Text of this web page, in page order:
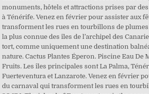
monuments, hôtels et attractions prises par
à Ténérife. Venez en février pour assister aux
transforment les rues en tourbillons de plumes
la plus connue des îles de l’archipel des
tort, comme uniquement une destination
nature. Cactus Plantes Éperon. Piscine Eau De
Fruits. Les îles principales sont La Palma,
Fuerteventura et Lanzarote. Venez en février
du carnaval qui transforment les rues en